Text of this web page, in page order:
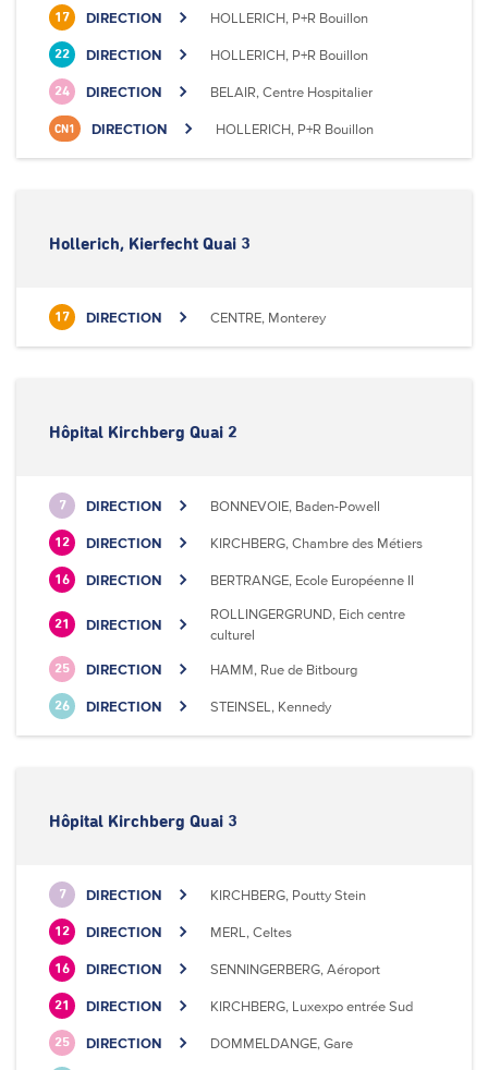
17 DIRECTION HOLLERICH, P+R Bouillon
22 DIRECTION HOLLERICH, P+R Bouillon
24 DIRECTION BELAIR, Centre Hospitalier
CN1 DIRECTION HOLLERICH, P+R Bouillon
Hollerich, Kierfecht Quai 3
17 DIRECTION CENTRE, Monterey
Hôpital Kirchberg Quai 2
7 DIRECTION BONNEVOIE, Baden-Powell
12 DIRECTION KIRCHBERG, Chambre des Métiers
16 DIRECTION BERTRANGE, Ecole Européenne II
21 DIRECTION
ROLLINGERGRUND, Eich centre
culturel
25 DIRECTION HAMM, Rue de Bitbourg
26 DIRECTION STEINSEL, Kennedy
Hôpital Kirchberg Quai 3
7 DIRECTION KIRCHBERG, Poutty Stein
12 DIRECTION MERL, Celtes
16 DIRECTION SENNINGERBERG, Aéroport
21 DIRECTION KIRCHBERG, Luxexpo entrée Sud
25 DIRECTION DOMMELDANGE, Gare